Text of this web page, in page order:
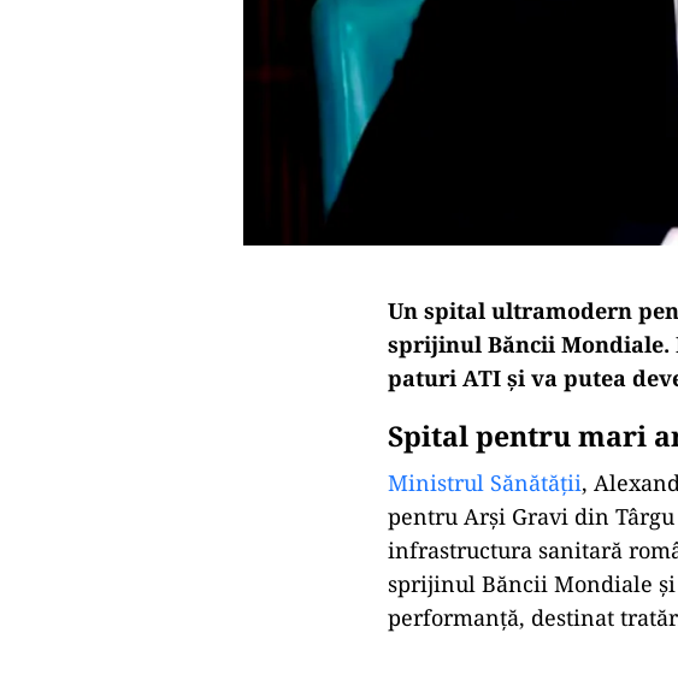
Un spital ultramodern
sprijinul Băncii Mondiale.
paturi ATI și va putea
Spital pentru mari
Ministrul Sănătății,
pentru Arși Gravi din
infrastructura sanitară
sprijinul Băncii Mondiale
performanță, destinat